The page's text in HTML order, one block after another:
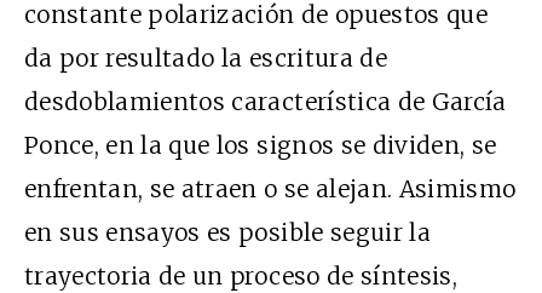
constante polarización de opuestos que
da por resultado la escritura de
desdoblamientos característica de García
Ponce, en la que los signos se dividen, se
enfrentan, se atraen o se alejan. Asimismo
en sus ensayos es posible seguir la
trayectoria de un proceso de síntesis,